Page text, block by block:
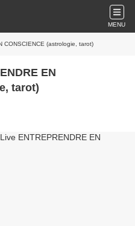
MENU
CONSCIENCE (astrologie, tarot)
EN
tarot)